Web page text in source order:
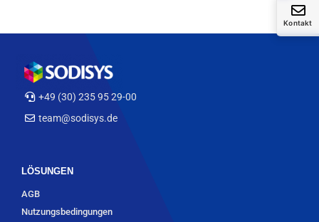
Kontakt
+49 (30) 235 95 29-00
team@sodisys.de
LÖSUNGEN
AGB
Nutzungsbedingungen